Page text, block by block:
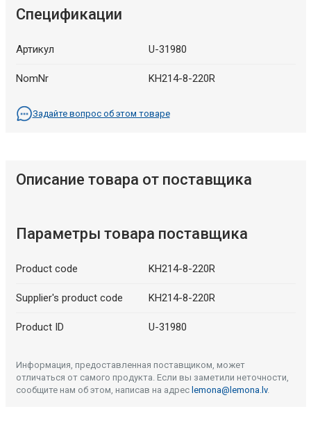
Спецификации
Артикул U-31980
NomNr KH214-8-220R
Задайте вопрос об этом товаре
Описание товара от поставщика
Параметры товара поставщика
Product code KH214-8-220R
Supplier's product code KH214-8-220R
Product ID U-31980
Информация, предоставленная поставщиком, может
отличаться от самого продукта. Если вы заметили неточности,
сообщите нам об этом, написав на адрес lemona@lemona.lv.